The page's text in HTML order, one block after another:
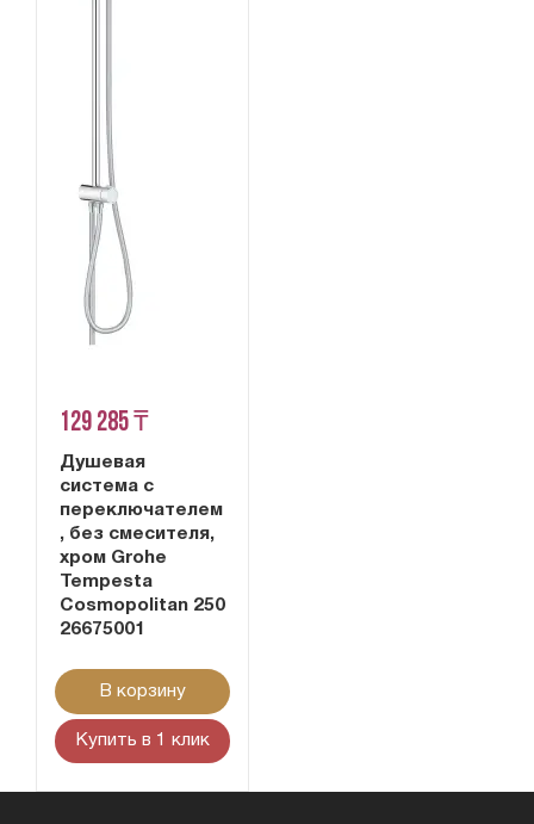
129 285 ₸
Душевая
система с
переключателем
, без смесителя,
хром Grohe
Tempesta
Cosmopolitan 250
26675001
В корзину
Купить в 1 клик